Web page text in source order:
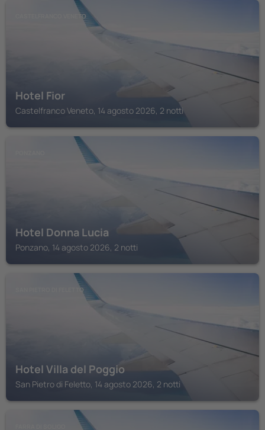
CASTELFRANCO VENETO
Hotel Fior
Castelfranco Veneto, 14 agosto 2026, 2 notti
Hotel Donna Lucia
Ponzano, 14 agosto 2026, 2 notti
SAN PIETRO DI FELETTO
Hotel Villa del Poggio
San Pietro di Feletto, 14 agosto 2026, 2 notti